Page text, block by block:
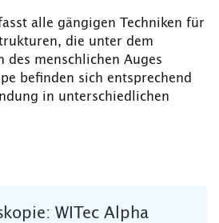
alle gängigen Techniken für
die unter dem
des menschlichen Auges
befinden sich entsprechend
in unterschiedlichen
WITec Alpha